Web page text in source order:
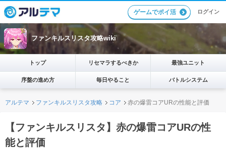
ゲームでポイ活 ログイン
ファンキルスリスタ攻略wiki
トップ リセマラするべきか 最強ユニット
序盤の進め方 毎日やること バトルシステム
アルテマ ファンキルスリスタ攻略 コア 赤の爆雷コアURの性能と評価
【ファンキルスリスタ】赤の爆雷コアURの性
能と評価